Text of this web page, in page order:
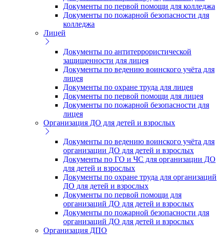
Документы по первой помощи для колледжа
Документы по пожарной безопасности для
колледжа
Лицей
Документы по антитеррористической
защищенности для лицея
Документы по ведению воинского учёта для
лицея
Документы по охране труда для лицея
Документы по первой помощи для лицея
Документы по пожарной безопасности для
лицея
Организация ДО для детей и взрослых
Документы по ведению воинского учёта для
организации ДО для детей и взрослых
Документы по ГО и ЧС для организации ДО
для детей и взрослых
Документы по охране труда для организаций
ДО для детей и взрослых
Документы по первой помощи для
организаций ДО для детей и взрослых
Документы по пожарной безопасности для
организаций ДО для детей и взрослых
Организация ДПО